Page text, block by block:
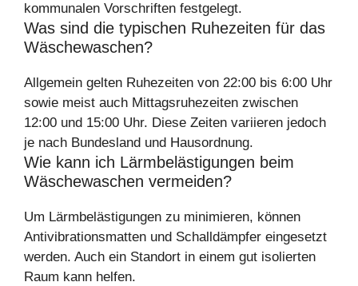
kommunalen Vorschriften festgelegt.
Was sind die typischen Ruhezeiten für das
Wäschewaschen?
Allgemein gelten Ruhezeiten von 22:00 bis 6:00 Uhr
sowie meist auch Mittagsruhezeiten zwischen
12:00 und 15:00 Uhr. Diese Zeiten variieren jedoch
je nach Bundesland und Hausordnung.
Wie kann ich Lärmbelästigungen beim
Wäschewaschen vermeiden?
Um Lärmbelästigungen zu minimieren, können
Antivibrationsmatten und Schalldämpfer eingesetzt
werden. Auch ein Standort in einem gut isolierten
Raum kann helfen.